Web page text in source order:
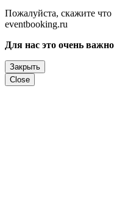
Пожалуйста, скажите
eventbooking.ru
Для нас это очень
Закрыть
Close